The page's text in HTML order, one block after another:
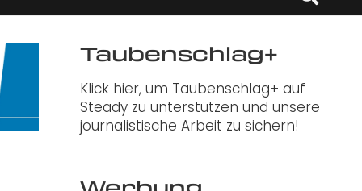
Taubenschlag+
Klick hier, um Taubenschlag+ auf
Steady zu unterstützen und unsere
journalistische Arbeit zu sichern!